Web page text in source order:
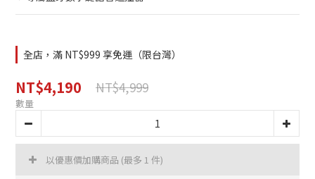
全店，滿 NT$999 享免運（限台灣）
NT$4,190 NT$4,999
數量
以優惠價加購商品 (最多 1 件)